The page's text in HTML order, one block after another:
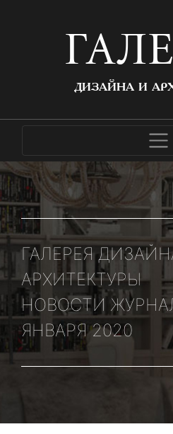
ДИЗАЙНА И
ГАЛЕРЕЯ
АРХИТЕКТУРЫ
НОВОСТИ
ЯНВАРЯ 2020